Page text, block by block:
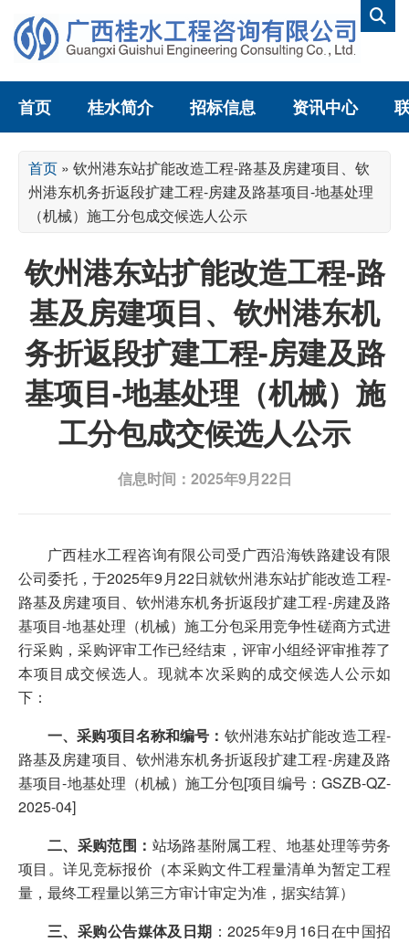
首页 桂水简介 招标信息 资讯中心
首页 » 钦州港东站扩能改造工程-路基及房建项目、钦
州港东机务折返段扩建工程-房建及路基项目-地基处理
（机械）施工分包成交候选人公示
钦州港东站扩能改造工程-路
基及房建项目、钦州港东机
务折返段扩建工程-房建及路
基项目-地基处理（机械）施
工分包成交候选人公示
信息时间：2025年9月22日
广西桂水工程咨询有限公司受广西沿海铁路建设有限
公司委托，于2025年9月22日就钦州港东站扩能改造工程-
路基及房建项目、钦州港东机务折返段扩建工程-房建及路
基项目-地基处理（机械）施工分包采用竞争性磋商方式进
行采购，采购评审工作已经结束，评审小组经评审推荐了
本项目成交候选人。现就本次采购的成交候选人公示如
下：
一、采购项目名称和编号： 钦州港东站扩能改造工程-
路基及房建项目、钦州港东机务折返段扩建工程-房建及路
基项目-地基处理（机械）施工分包[项目编号：GSZB-QZ-
2025-04]
二、采购范围： 站场路基附属工程、地基处理等劳务
项目。详见竞标报价（本采购文件工程量清单为暂定工程
量，最终工程量以第三方审计审定为准，据实结算）
三、采购公告媒体及日期 ：2025年9月16日在中国招